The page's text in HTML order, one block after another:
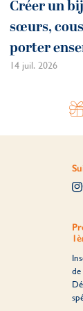
Créer un
sœurs,
porter
14 juil. 2026